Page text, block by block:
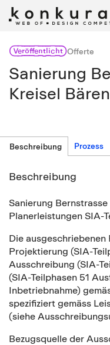
VeröffentlichtOfferte
Sanierung
Kreisel Bären
Beschreibung Prozess
Beschreibung
Sanierung
Planerleistungen SIA-
Die
Projektierung (SIA-
Ausschreibung (SIA-
(SIA-Teilphasen 51
Inbetriebnahme)
spezifiziert gemäss
(siehe
Bezugsquelle der